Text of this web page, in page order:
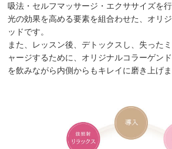
吸法・セルフマッサージ・エクササイズを行
光の効果を高める要素を組合わせた、オリ
ッドです。
また、レッスン後、デトックスし、失った
ャージするために、オリジナルコラーゲン
を飲みながら内側からもキレイに磨き上げま